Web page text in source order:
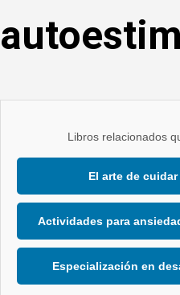
Libros relacionados
El arte de
Actividades para
Especialización en